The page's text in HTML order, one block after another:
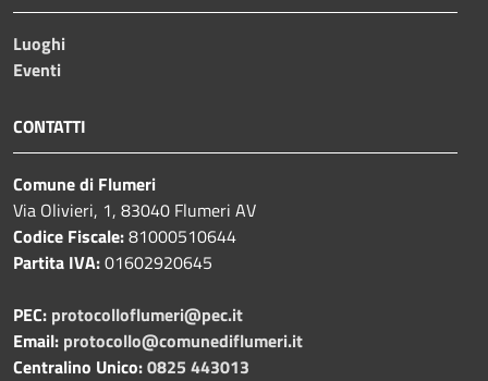
Luoghi
Eventi
CONTATTI
Comune di Flumeri
Via Olivieri, 1, 83040 Flumeri AV
Codice Fiscale:81000510644
Partita IVA:01602920645
PEC: protocolloflumeri@pec.it
Email: protocollo@comunediflumeri.it
Centralino Unico:0825 443013